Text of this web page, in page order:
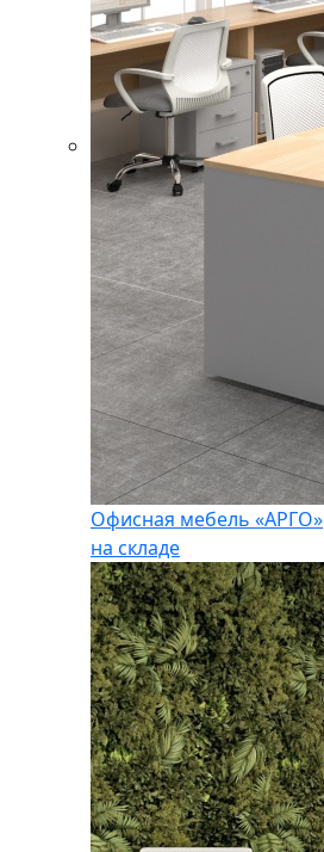
Офисная мебель «АРГО»
на складе